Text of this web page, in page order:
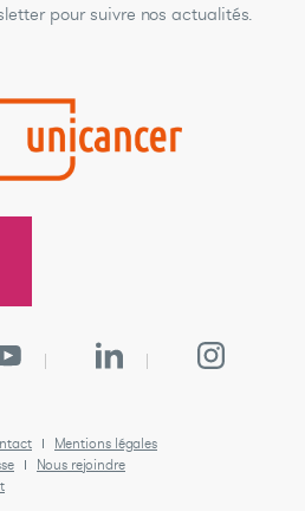
pour suivre nos actualités.
Mentions légales
Nous rejoindre